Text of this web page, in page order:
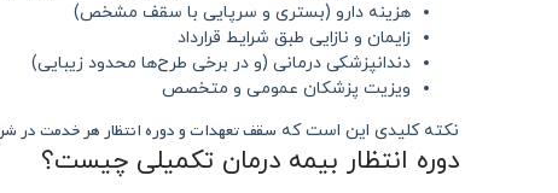
هزینه دارو (بستری و سرپایی با سقف مشخص)
زایمان و نازایی طبق شرایط قرارداد
دندانپزشکی درمانی (و در برخی طرح‌ها محدود زیبایی)
ویزیت پزشکان عمومی و متخصص
نکته کلیدی این است که سقف تعهدات و دوره انتظار هر خدمت در
دوره انتظار بیمه درمان تکمیلی چیست؟